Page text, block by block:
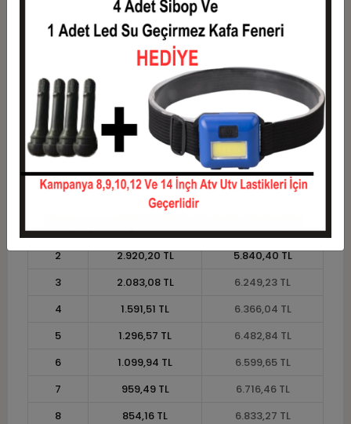
854,16 TL
772,23 TL
7.066,88 TL
11
647,75 TL
7.125,29 TL
12
603,51 TL 7.242,10 TL
Taksit Tutarı
1
5.840,40 TL
5.840,40 TL
2
2.920,20 TL
5.840,40 TL
3
2.083,08 TL
6.249,23 TL
4
1.591,51 TL
6.366,04 TL
5
1.296,57 TL
6.482,84 TL
6
1.099,94 TL
6.599,65 TL
7
959,49 TL
6.716,46 TL
8
854,16 TL
6.833,27 TL